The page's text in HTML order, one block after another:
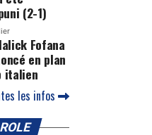
(2-1)
Fofana
en plan
italien
les infos